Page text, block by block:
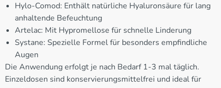
Hylo-Comod: Enthält natürliche Hyaluronsäure für lang
anhaltende Befeuchtung
Artelac: Mit Hypromellose für schnelle Linderung
Systane: Spezielle Formel für besonders empfindliche
Augen
Die Anwendung erfolgt je nach Bedarf 1-3 mal täglich.
Einzeldosen sind konservierungsmittelfrei und ideal für